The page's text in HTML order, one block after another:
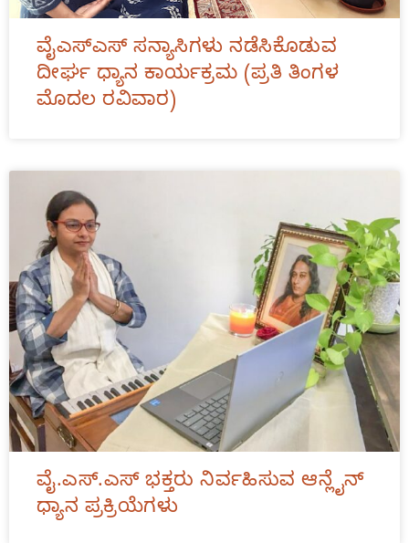
ವೈಎಸ್‌ಎಸ್‌ ಸನ್ಯಾಸಿಗಳು ನಡೆಸಿಕೊಡುವ
ದೀರ್ಘ ಧ್ಯಾನ ಕಾರ್ಯಕ್ರಮ (ಪ್ರತಿ ತಿಂಗಳ
ಮೊದಲ ರವಿವಾರ)
ವೈ.ಎಸ್.ಎಸ್ ಭಕ್ತರು ನಿರ್ವಹಿಸುವ ಆನ್ಲೈನ್
ಧ್ಯಾನ ಪ್ರಕ್ರಿಯೆಗಳು